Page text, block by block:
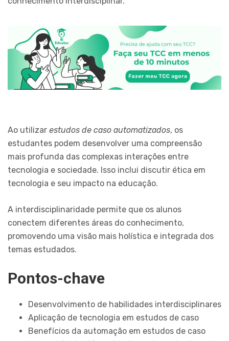
Ao utilizar estudos de caso automatizados, os
estudantes podem desenvolver uma compreensão
mais profunda das complexas interações entre
tecnologia e sociedade. Isso inclui discutir ética em
tecnologia e seu impacto na educação.
A interdisciplinaridade permite que os alunos
conectem diferentes áreas do conhecimento,
promovendo uma visão mais holística e integrada dos
temas estudados.
Pontos-chave
Desenvolvimento de habilidades interdisciplinares
Aplicação de tecnologia em estudos de caso
Benefícios da automação em estudos de caso